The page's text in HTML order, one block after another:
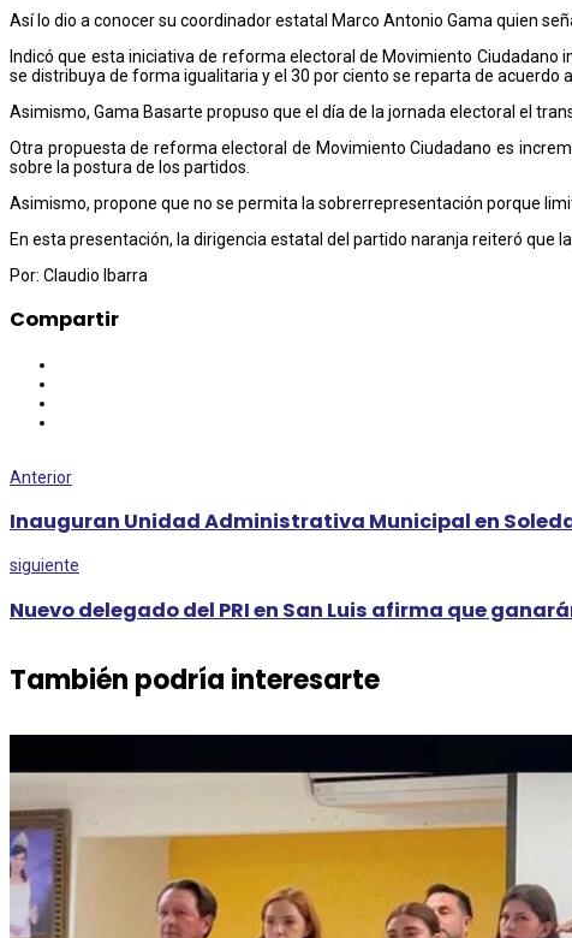
Así lo dio a conocer su coordinador estatal Marco Antonio Gama quien
Indicó que esta iniciativa de reforma electoral de Movimiento
se distribuya de forma igualitaria y el 30 por ciento se reparta de acuerdo
Asimismo, Gama Basarte propuso que el día de la jornada electoral el
Otra propuesta de reforma electoral de Movimiento Ciudadano es
sobre la postura de los partidos.
Asimismo, propone que no se permita la sobrerrepresentación porque
En esta presentación, la dirigencia estatal del partido naranja reiteró que
Por: Claudio Ibarra
Compartir
Anterior
Inauguran Unidad Administrativa Municipal en
siguiente
Nuevo delegado del PRI en San Luis afirma que
También podría interesarte